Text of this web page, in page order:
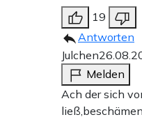
19
Antworten
Julchen
Melden
Ach der sich